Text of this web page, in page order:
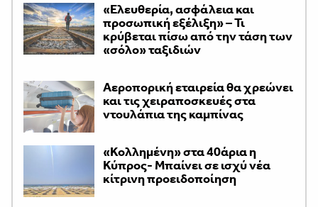
«Ελευθερία, ασφάλεια και
προσωπική εξέλιξη» – Τι
κρύβεται πίσω από την τάση των
«σόλο» ταξιδιών
Αεροπορική εταιρεία θα χρεώνει
και τις χειραποσκευές στα
ντουλάπια της καμπίνας
«Κολλημένη» στα 40άρια η
Κύπρος- Μπαίνει σε ισχύ νέα
κίτρινη προειδοποίηση